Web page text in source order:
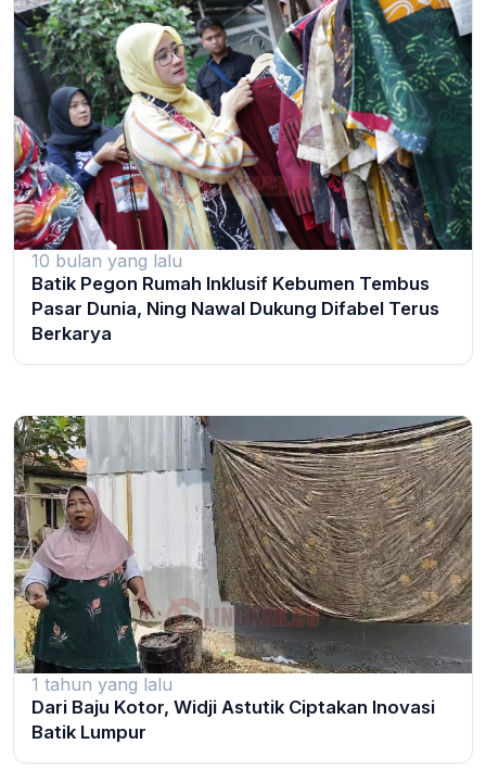
10 bulan yang lalu
Batik Pegon Rumah Inklusif Kebumen Tembus
Pasar Dunia, Ning Nawal Dukung Difabel Terus
Berkarya
1 tahun yang lalu
Dari Baju Kotor, Widji Astutik Ciptakan Inovasi
Batik Lumpur